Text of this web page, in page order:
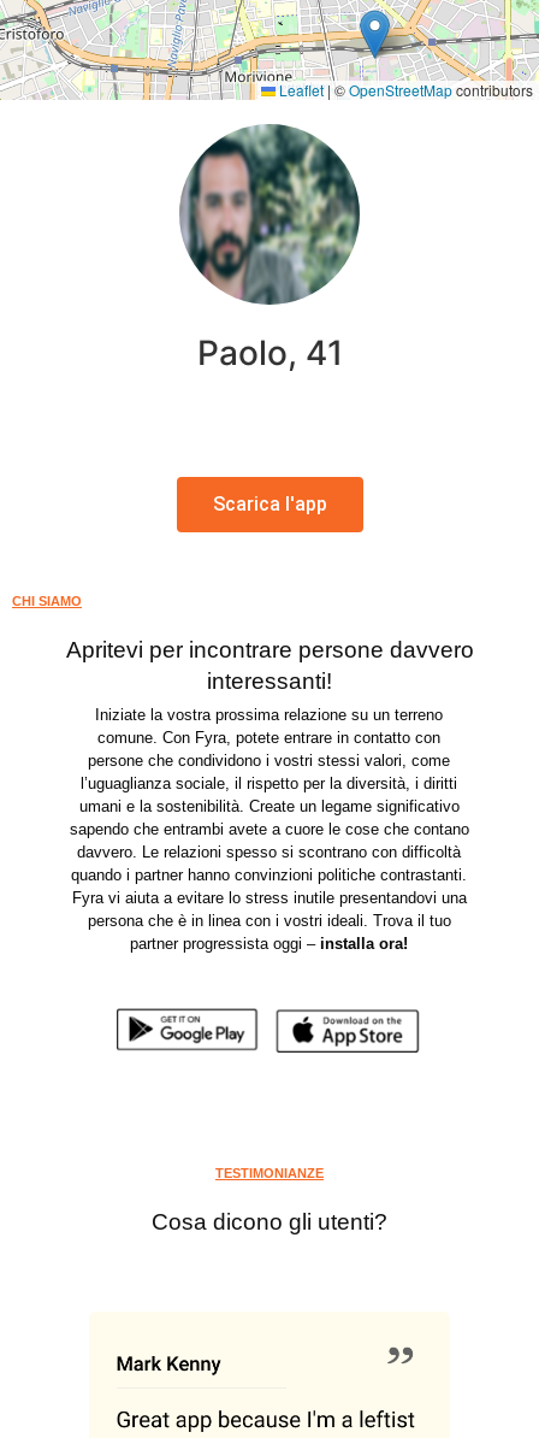
Leaflet | ©OpenStreetMapcontributors
Paolo, 41
Scarica l'app
CHI SIAMO
Apritevi per incontrare persone davvero
interessanti!
Iniziate la vostra prossima relazione su un terreno
comune. Con Fyra, potete entrare in contatto con
persone che condividono i vostri stessi valori, come
l’uguaglianza sociale, il rispetto per la diversità, i diritti
umani e la sostenibilità. Create un legame significativo
sapendo che entrambi avete a cuore le cose che contano
davvero. Le relazioni spesso si scontrano con difficoltà
quando i partner hanno convinzioni politiche contrastanti.
Fyra vi aiuta a evitare lo stress inutile presentandovi una
persona che è in linea con i vostri ideali. Trova il tuo
partner progressista oggi –installa ora!
TESTIMONIANZE
Cosa dicono gli utenti?